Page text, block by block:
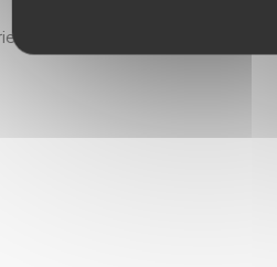
Produits de saison, Fait maison,